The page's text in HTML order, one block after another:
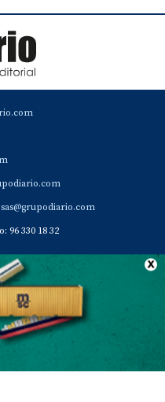
sas@grupodiario.com
96 330 18 32
Política de privacidad